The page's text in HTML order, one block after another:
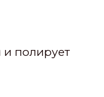
и полирует